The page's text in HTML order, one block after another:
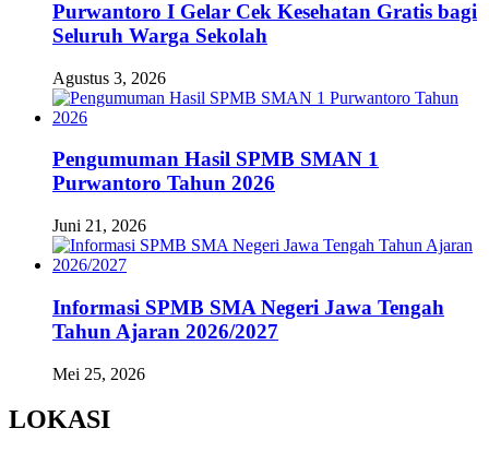
Purwantoro I Gelar Cek Kesehatan Gratis bagi
Seluruh Warga Sekolah
Agustus 3, 2026
Pengumuman Hasil SPMB SMAN 1
Purwantoro Tahun 2026
Juni 21, 2026
Informasi SPMB SMA Negeri Jawa Tengah
Tahun Ajaran 2026/2027
Mei 25, 2026
LOKASI